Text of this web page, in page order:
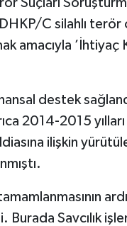
Suçları
C silahlı terör
amacıyla ’İhtiyaç
destek
2014-2015
ilişkin
Burada Savcılık